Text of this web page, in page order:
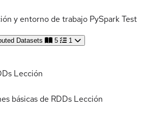
y entorno de trabajo PySparkTest
Datasets 5 1
Lección
básicas de RDDs Lección